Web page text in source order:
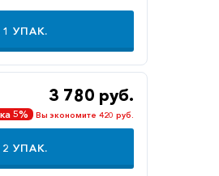
1 УПАК.
3 780 руб.
5% Вы экономите 420 руб.
2 УПАК.